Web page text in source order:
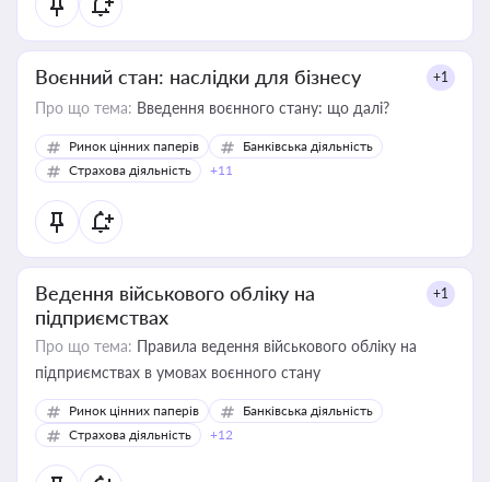
Воєнний стан: наслідки для бізнесу +1
Про що тема: Введення воєнного стану: що далі?
Ринок цінних паперів
Банківська діяльність
Страхова діяльність
+11
Ведення військового обліку на
підприємствах
+1
Про що тема: Правила ведення військового обліку на
підприємствах в умовах воєнного стану
Ринок цінних паперів
Банківська діяльність
Страхова діяльність
+12